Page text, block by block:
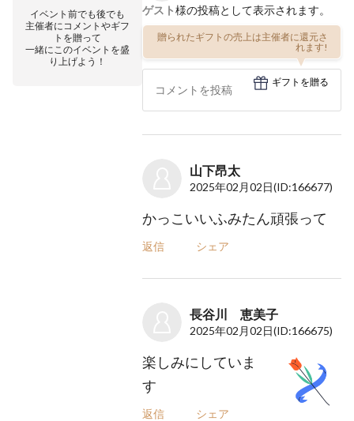
イベント前でも後でも
主催者にコメントやギフ
トを贈って
一緒にこのイベントを盛
り上げよう！
ゲスト様の投稿として表示されます。
贈られたギフトの売上は主催者に還元さ
れます!
ギフトを贈る
山下昂太
2025年02月02日(ID:166677)
かっこいいふみたん頑張って
返信 シェア
長谷川 恵美子
2025年02月02日(ID:166675)
楽しみにしていま
す
返信 シェア